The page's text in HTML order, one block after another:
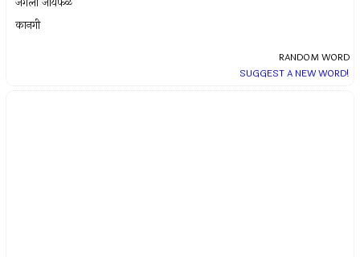
कानगी
RANDOM WORD
SUGGEST A NEW WORD!